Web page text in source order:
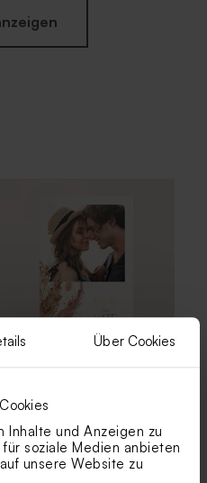
Über Cookies
Inhalte und Anzeigen zu
soziale Medien anbieten
unsere Website zu
Personalisierte Seife mit
- Misty Blue
the Date Karte mit
Boho-Design